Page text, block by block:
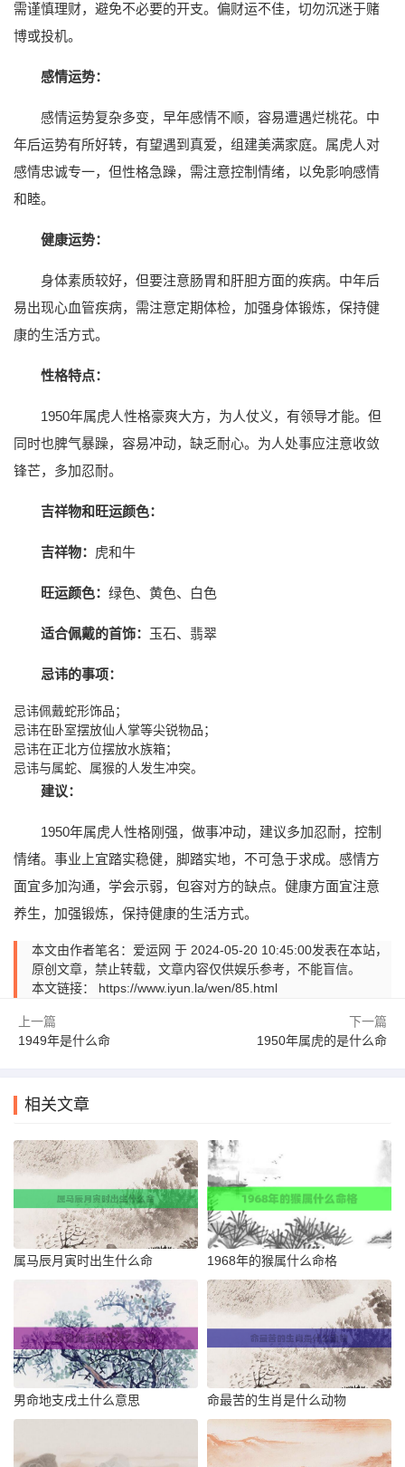
需谨慎理财，避免不必要的开支。偏财运不佳，切勿沉迷于赌
博或投机。
感情运势：
感情运势复杂多变，早年感情不顺，容易遭遇烂桃花。中
年后运势有所好转，有望遇到真爱，组建美满家庭。属虎人对
感情忠诚专一，但性格急躁，需注意控制情绪，以免影响感情
和睦。
健康运势：
身体素质较好，但要注意肠胃和肝胆方面的疾病。中年后
易出现心血管疾病，需注意定期体检，加强身体锻炼，保持健
康的生活方式。
性格特点：
1950年属虎人性格豪爽大方，为人仗义，有领导才能。但
同时也脾气暴躁，容易冲动，缺乏耐心。为人处事应注意收敛
锋芒，多加忍耐。
吉祥物和旺运颜色：
吉祥物： 虎和牛
旺运颜色： 绿色、黄色、白色
适合佩戴的首饰： 玉石、翡翠
忌讳的事项：
忌讳佩戴蛇形饰品；
忌讳在卧室摆放仙人掌等尖锐物品；
忌讳在正北方位摆放水族箱；
忌讳与属蛇、属猴的人发生冲突。
建议：
1950年属虎人性格刚强，做事冲动，建议多加忍耐，控制
情绪。事业上宜踏实稳健，脚踏实地，不可急于求成。感情方
面宜多加沟通，学会示弱，包容对方的缺点。健康方面宜注意
养生，加强锻炼，保持健康的生活方式。
本文由作者笔名：爱运网 于 2024-05-20 10:45:00发表在本站，
原创文章，禁止转载，文章内容仅供娱乐参考，不能盲信。
本文链接： https://www.iyun.la/wen/85.html
上一篇
1949年是什么命
下一篇
1950年属虎的是什么命
相关文章
属马辰月寅时出生什么命 1968年的猴属什么命格
男命地支戌土什么意思 命最苦的生肖是什么动物